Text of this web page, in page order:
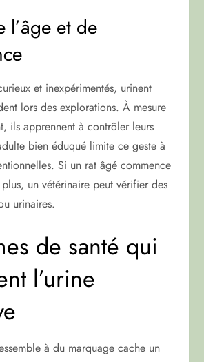
l’âge et de
et inexpérimentés, urinent
lors des explorations. À mesure
ils apprennent à contrôler leurs
bien éduqué limite ce geste à
Si un rat âgé commence
un vétérinaire peut vérifier des
urinaires.
de santé qui
l’urine
à du marquage cache un